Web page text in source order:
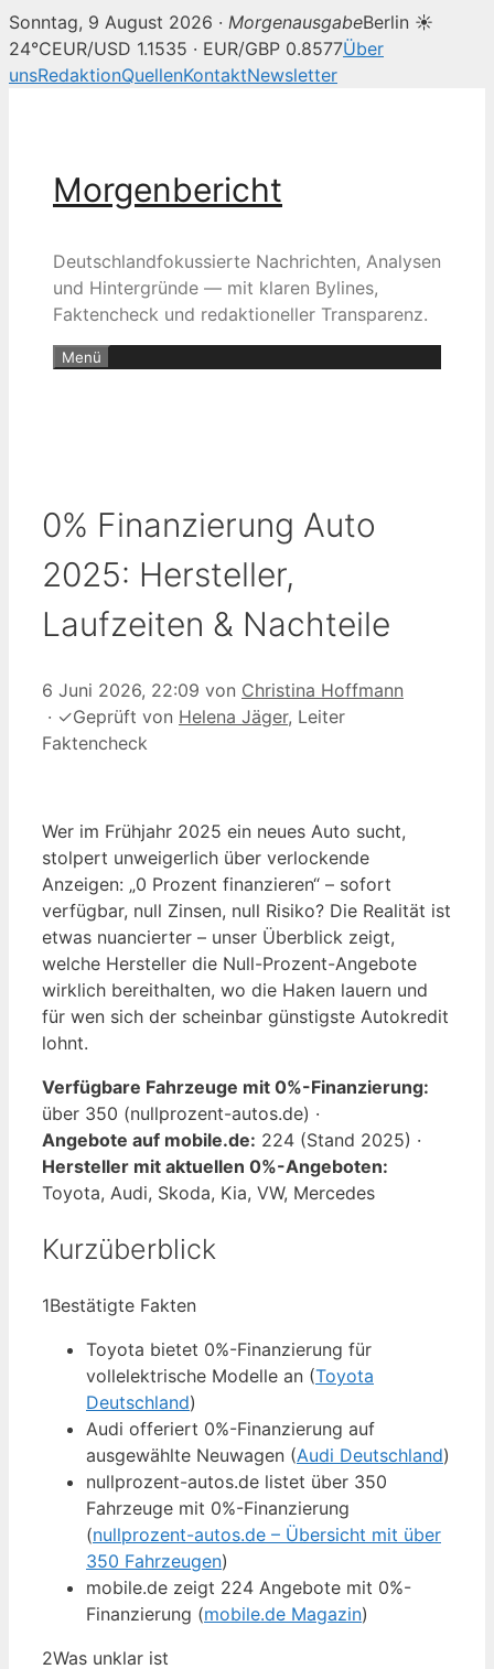
Sonntag, 9 August 2026 · MorgenausgabeBerlin ☀
24°CEUR/USD 1.1535 · EUR/GBP 0.8577Über
unsRedaktionQuellenKontaktNewsletter
Morgenbericht
Deutschlandfokussierte Nachrichten, Analysen
und Hintergründe — mit klaren Bylines,
Faktencheck und redaktioneller Transparenz.
Menü
0% Finanzierung Auto
2025: Hersteller,
Laufzeiten & Nachteile
6 Juni 2026, 22:09 von Christina Hoffmann
· ✓Geprüft von Helena Jäger, Leiter
Faktencheck
Wer im Frühjahr 2025 ein neues Auto sucht,
stolpert unweigerlich über verlockende
Anzeigen: „0 Prozent finanzieren“ – sofort
verfügbar, null Zinsen, null Risiko? Die Realität ist
etwas nuancierter – unser Überblick zeigt,
welche Hersteller die Null-Prozent-Angebote
wirklich bereithalten, wo die Haken lauern und
für wen sich der scheinbar günstigste Autokredit
lohnt.
Verfügbare Fahrzeuge mit 0%-Finanzierung:
über 350 (nullprozent-autos.de) ·
Angebote auf mobile.de: 224 (Stand 2025) ·
Hersteller mit aktuellen 0%-Angeboten:
Toyota, Audi, Skoda, Kia, VW, Mercedes
Kurzüberblick
1Bestätigte Fakten
Toyota bietet 0%-Finanzierung für
vollelektrische Modelle an (Toyota
Deutschland)
Audi offeriert 0%-Finanzierung auf
ausgewählte Neuwagen (Audi Deutschland)
nullprozent-autos.de listet über 350
Fahrzeuge mit 0%-Finanzierung
(nullprozent-autos.de – Übersicht mit über
350 Fahrzeugen)
mobile.de zeigt 224 Angebote mit 0%-
Finanzierung (mobile.de Magazin)
2Was unklar ist